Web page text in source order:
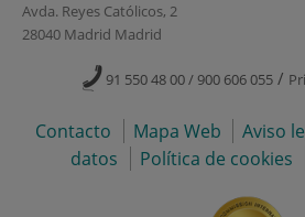
Avda. Reyes Católicos, 2
28040 Madrid Madrid
91 550 48 00 / 900 606 055 /
Contacto Mapa Web Aviso
datos
Política de cookies